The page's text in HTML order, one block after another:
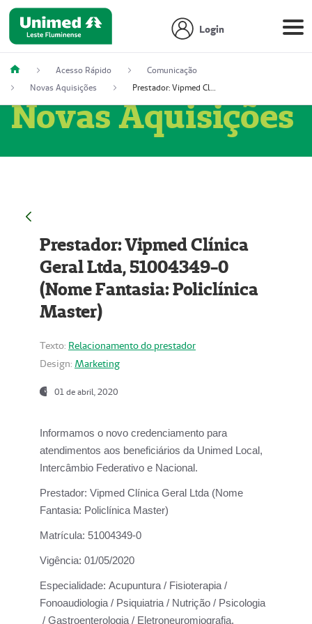
Login
Acesso Rápido
Comunicação
Novas Aquisições
Prestador: Vipmed Clínica Geral Ltda, 51004349-0 (Nome Fantasia: Policlínica Master)
Novas Aquisições
Prestador: Vipmed Clínica
Geral Ltda, 51004349-0
(Nome Fantasia: Policlínica
Master)
Texto: Relacionamento do prestador
Design: Marketing
01 de abril, 2020
Informamos o novo credenciamento para
atendimentos aos beneficiários da Unimed Local,
Intercâmbio Federativo e Nacional.
Prestador: Vipmed Clínica Geral Ltda (Nome
Fantasia: Policlínica Master)
Matrícula: 51004349-0
Vigência: 01/05/2020
Especialidade: Acupuntura / Fisioterapia /
Fonoaudiologia / Psiquiatria / Nutrição / Psicologia
/ Gastroenterologia / Eletroneuromiografia.